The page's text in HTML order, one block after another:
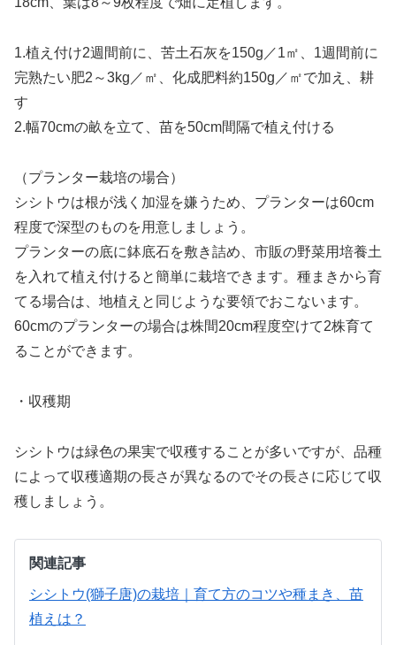
1.植え付け2週間前に、苦土石灰を150g／1㎡、1週間前に
完熟たい肥2～3kg／㎡、化成肥料約150g／㎡で加え、耕
す
2.幅70cmの畝を立て、苗を50cm間隔で植え付ける
（プランター栽培の場合）
シシトウは根が浅く加湿を嫌うため、プランターは60cm
程度で深型のものを用意しましょう。
プランターの底に鉢底石を敷き詰め、市販の野菜用培養土
を入れて植え付けると簡単に栽培できます。種まきから育
てる場合は、地植えと同じような要領でおこないます。
60cmのプランターの場合は株間20cm程度空けて2株育て
ることができます。
・収穫期
シシトウは緑色の果実で収穫することが多いですが、品種
によって収穫適期の長さが異なるのでその長さに応じて収
穫しましょう。
関連記事
シシトウ(獅子唐)の栽培｜育て方のコツや種まき、苗
植えは？